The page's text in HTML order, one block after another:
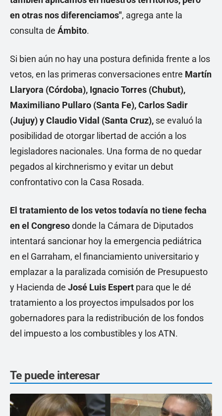
en otras nos diferenciamos", agrega ante la
consulta de Ámbito.
Si bien aún no hay una postura definida frente a los
vetos, en las primeras conversaciones entre Martín
Llaryora (Córdoba), Ignacio Torres (Chubut),
Maximiliano Pullaro (Santa Fe), Carlos Sadir
(Jujuy) y Claudio Vidal (Santa Cruz), se evaluó la
posibilidad de otorgar libertad de acción a los
legisladores nacionales. Una forma de no quedar
pegados al kirchnerismo y evitar un debut
confrontativo con la Casa Rosada.
El tratamiento de los vetos todavía no tiene fecha
en el Congresodonde la Cámara de Diputados
intentará sancionar hoy la emergencia pediátrica
en el Garraham, el financiamiento universitario y
emplazar a la paralizada comisión de Presupuesto
y Hacienda de José Luis Espert para que le dé
tratamiento a los proyectos impulsados por los
gobernadores para la redistribución de los fondos
del impuesto a los combustibles y los ATN.
Te puede interesar